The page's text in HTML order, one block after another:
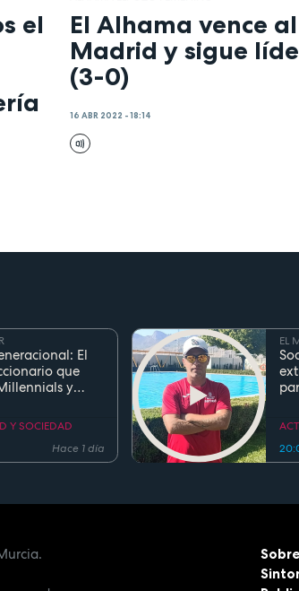
el
El Alhama vence al
Madrid y sigue
(3-0)
16 ABR 2022 - 18:14
El
que
y
Y SOCIEDAD
Hace 1 día
EL